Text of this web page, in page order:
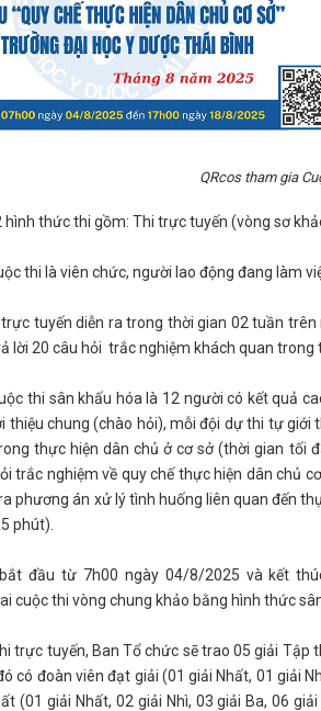
QRcos tham gia
hình thức thi gồm: Thi trực tuyến (vòng sơ
thi là viên chức, người lao động đang làm
tuyến diễn ra trong thời gian 02 tuần
lời 20 câu hỏi trắc nghiệm khách quan trong
thi sân khấu hóa là 12 người có kết quả
thiệu chung (chào hỏi), mỗi đội dự thi tự
thực hiện dân chủ ở cơ sở (thời gian tối
trắc nghiệm về quy chế thực hiện dân chủ
phương án xử lý tình huống liên quan đến
phút).
đầu từ 7h00 ngày 04/8/2025 và kết
cuộc thi vòng chung khảo bằng hình thức
trực tuyến, Ban Tổ chức sẽ trao 05 giải
có đoàn viên đạt giải (01 giải Nhất, 01 giải
(01 giải Nhất, 02 giải Nhì, 03 giải Ba, 06